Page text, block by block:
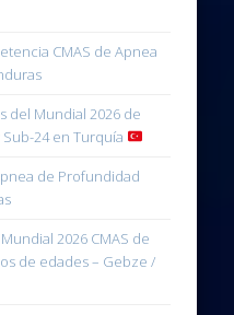
CMAS de Apnea
del Mundial 2026 de
24 en Turquía
de Profundidad
2026 CMAS de
de edades – Gebze /